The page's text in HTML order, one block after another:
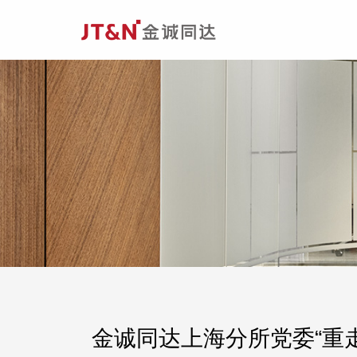
金诚同达上海分所党委“重